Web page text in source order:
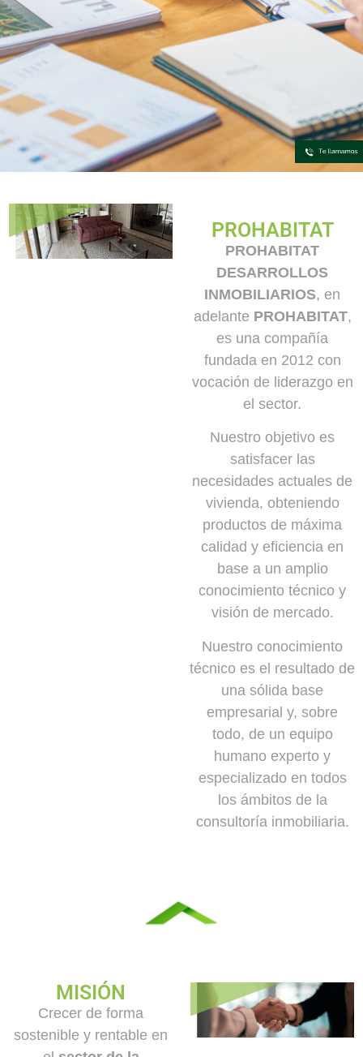
PROHABITAT
PROHABITAT
DESARROLLOS
INMOBILIARIOS, en
adelante PROHABITAT,
es una compañía
fundada en 2012 con
vocación de liderazgo en
el sector.
Nuestro objetivo es
satisfacer las
necesidades actuales de
vivienda, obteniendo
productos de máxima
calidad y eficiencia en
base a un amplio
conocimiento técnico y
visión de mercado.
Nuestro conocimiento
técnico es el resultado de
una sólida base
empresarial y, sobre
todo, de un equipo
humano experto y
especializado en todos
los ámbitos de la
consultoría inmobiliaria.
MISIÓN
Crecer de forma
sostenible y rentable en